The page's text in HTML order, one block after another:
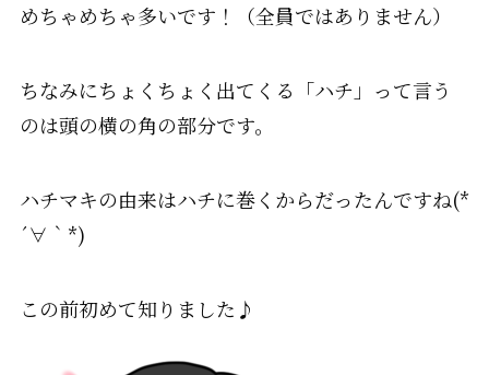
めちゃめちゃ多いです！（全員ではありません）
ちなみにちょくちょく出てくる「ハチ」 って言う
のは頭の横の角の部分です。
ハチマキの由来はハチに巻くからだったんですね(*
´∀ ｀ *)
この前初めて知りました♪